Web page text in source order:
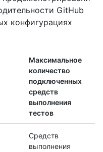
GitHub
конфигурациях
Максимальное
количество
подключенных
средств
выполнения
тестов
Средств
выполнения